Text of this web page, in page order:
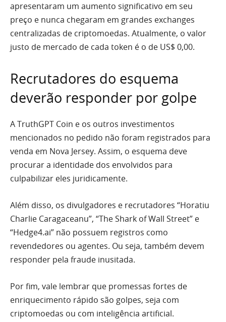
apresentaram um aumento significativo em seu
preço e nunca chegaram em grandes exchanges
centralizadas de criptomoedas. Atualmente, o valor
justo de mercado de cada token é o de US$ 0,00.
Recrutadores do esquema
deverão responder por golpe
A TruthGPT Coin e os outros investimentos
mencionados no pedido não foram registrados para
venda em Nova Jersey. Assim, o esquema deve
procurar a identidade dos envolvidos para
culpabilizar eles juridicamente.
Além disso, os divulgadores e recrutadores “Horatiu
Charlie Caragaceanu”, “The Shark of Wall Street” e
“Hedge4.ai” não possuem registros como
revendedores ou agentes. Ou seja, também devem
responder pela fraude inusitada.
Por fim, vale lembrar que promessas fortes de
enriquecimento rápido são golpes, seja com
criptomoedas ou com inteligência artificial.